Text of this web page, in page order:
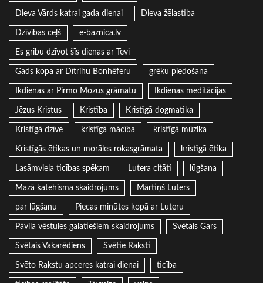
Dieva Vārds katrai gada dienai Dieva žēlastība
Dzīvības ceļš e-baznica.lv
Es gribu dzīvot šīs dienas ar Tevi
Gads kopa ar Dītrihu Bonhēferu grēku piedošana
Ikdienas ar Pirmo Mozus grāmatu Ikdienas meditācijas
Jēzus Kristus Kristība Kristīgā dogmatika
Kristīgā dzīve kristīgā mācība kristīgā mūzika
Kristīgās ētikas un morāles rokasgrāmata kristīgā ētika
Lasāmviela ticības spēkam Lutera citāti lūgšana
Mazā katehisma skaidrojums Mārtiņš Luters
par lūgšanu Piecas minūtes kopā ar Luteru
Pāvila vēstules galatiešiem skaidrojums Svētais Gars
Svētais Vakarēdiens Svētie Raksti
Svēto Rakstu apceres katrai dienai ticība